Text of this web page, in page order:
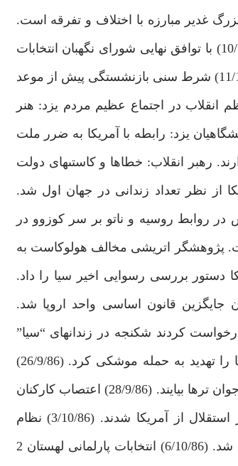
غدير مبارزه با اختلاف و تفرقه است.
(9/10/86) در فرودگاه سبزوار، هوشيارى و مراقبت جان ده‏ها مسافر را نجات داد. (10/10/86) با توافق نهايى شوراى نگهبان انتخابات
تهران رايانه‏اى شد. سخنگوى وزارت خارجه: از عرامت عراق چشم پوشى نمى‏كنيم. (11/10/86) شرط سنى بازنشستگى پيش از موعد
انقلاب به استان يزد آغاز شد. (12/10/86) رهبر معظم انقلاب در اجتماع عظيم مردم يزد: هنر
جمع دانشجويان و دانشگاهيان يزد: رابطه با آمريكا به ضرر ملت
مجلس آغاز شد. داوطلبان تا 21 دى‏ماه فرصت دارند. رهبر انقلاب: خطاها و كاستى‏هاى دولت
صحيح نيست. (15/10/86) اخبار خارجى‏ آمريكا از نظر تعداد زندانى در جهان اول شد.
خبرى سراسرى آلمان: دوران بوش به سر آمده است. (17/9/86) تنش در روابط روسيه و ناتو بر سر كوزوو در
پژوهشگر اتريشى مخالف هولوكاست به
آمريكا دستور بررسى رسوايى اخير سيا را داد.
دوما را به دست آورد. (19/9/86) پيمان ليسبون جايگزين قانون اساسى واحد اروپا شد.
درخواست كردند شكنجه در زندانهاى “سيا”
متوقف شود. (25/9/86) در اعتراض به استقرار سپر موشكى در لهستان، روسيه، آمريكا را تهديد به حمله موشكى كرد. (26/9/86)
بولتون: گرداننده اصلى كاخ سفيد، كاندوليزا رايس است. (27/9/86) كاسترو: من مى‏روم تا جوان ترها بيايند. (28/9/86) اعتصاب كاركنان
ايرفرانس 4 ميليون مسافر را سرگردان كرد. (2/10/86) سرخپوستان 6 ايالت، خواستار استقلال از آمريكا شدند. (3/10/86) نظام
سلطنتى در نپال برچيده مى‏شود. (4/10/86) مذاكرات پنهانى انگليس با سران طالبان افشا شد. (6/10/86) انتخابات پارلمانى لهستان 2